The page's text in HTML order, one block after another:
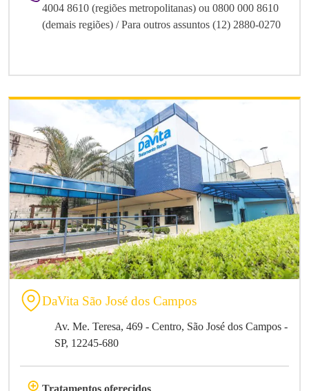
4004 8610 (regiões metropolitanas) ou 0800 000 8610
(demais regiões) / Para outros assuntos (12) 2880-0270
DaVita São José dos Campos
Av. Me. Teresa, 469 - Centro, São José dos Campos -
SP, 12245-680
Tratamentos oferecidos